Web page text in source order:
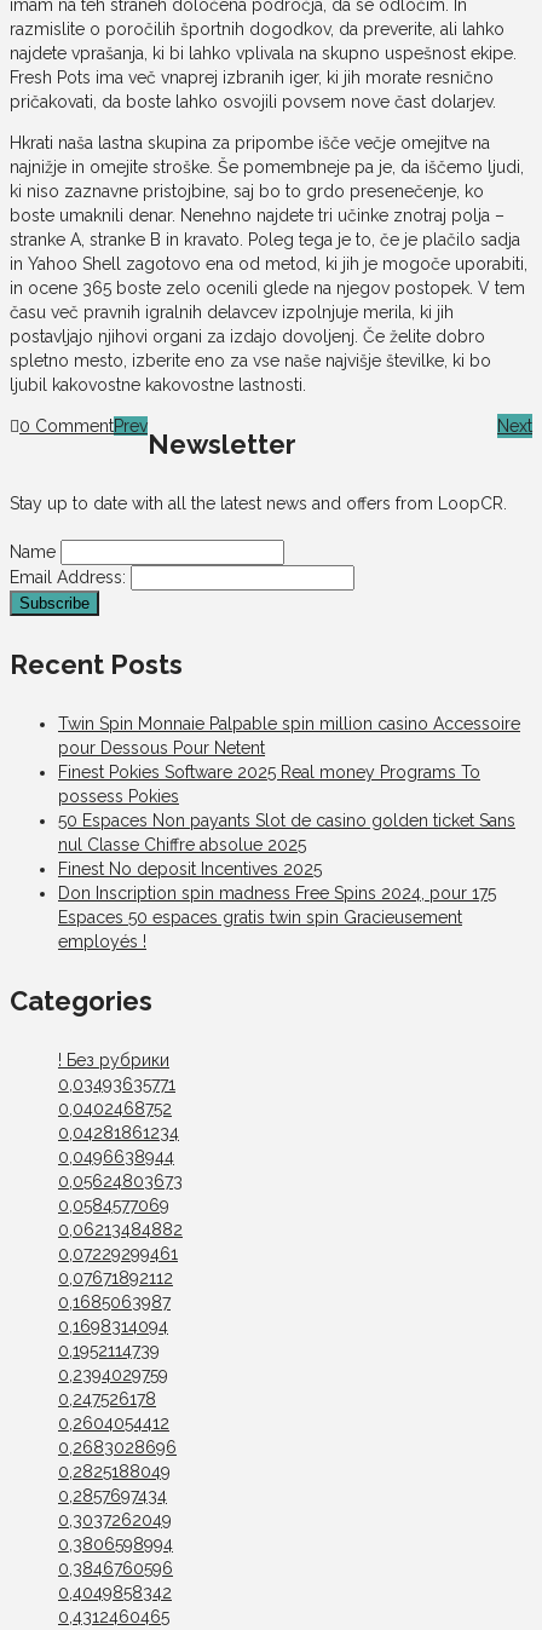
imam na teh straneh določena področja, da se odločim. In
razmislite o poročilih športnih dogodkov, da preverite, ali lahko
najdete vprašanja, ki bi lahko vplivala na skupno uspešnost ekipe.
Fresh Pots ima več vnaprej izbranih iger, ki jih morate resnično
pričakovati, da boste lahko osvojili povsem nove čast dolarjev.
Hkrati naša lastna skupina za pripombe išče večje omejitve na
najnižje in omejite stroške. Še pomembneje pa je, da iščemo ljudi,
ki niso zaznavne pristojbine, saj bo to grdo presenečenje, ko
boste umaknili denar. Nenehno najdete tri učinke znotraj polja –
stranke A, stranke B in kravato. Poleg tega je to, če je plačilo sadja
in Yahoo Shell zagotovo ena od metod, ki jih je mogoče uporabiti,
in ocene 365 boste zelo ocenili glede na njegov postopek. V tem
času več pravnih igralnih delavcev izpolnjuje merila, ki jih
postavljajo njihovi organi za izdajo dovoljenj. Če želite dobro
spletno mesto, izberite eno za vse naše najvišje številke, ki bo
ljubil kakovostne kakovostne lastnosti.
0 CommentPrev Next
Newsletter
Stay up to date with all the latest news and offers from LoopCR.
Name
Email Address:
Recent Posts
Twin Spin Monnaie Palpable spin million casino Accessoire
pour Dessous Pour Netent
Finest Pokies Software 2025 Real money Programs To
possess Pokies
50 Espaces Non payants Slot de casino golden ticket Sans
nul Classe Chiffre absolue 2025
Finest No deposit Incentives 2025
Don Inscription spin madness Free Spins 2024, pour 175
Espaces 50 espaces gratis twin spin Gracieusement
employés !
Categories
! Без рубрики
0,03493635771
0,0402468752
0,04281861234
0,0496638944
0,05624803673
0,0584577069
0,06213484882
0,07229299461
0,07671892112
0,1685063987
0,1698314094
0,1952114739
0,2394029759
0,247526178
0,2604054412
0,2683028696
0,2825188049
0,2857697434
0,3037262049
0,3806598994
0,3846760596
0,4049858342
0,4312460465